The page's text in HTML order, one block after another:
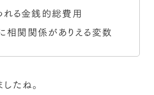
れる金銭的総費用
相関関係がありえる変数
したね。